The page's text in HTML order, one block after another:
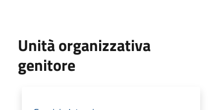
Unità organizzativa
genitore